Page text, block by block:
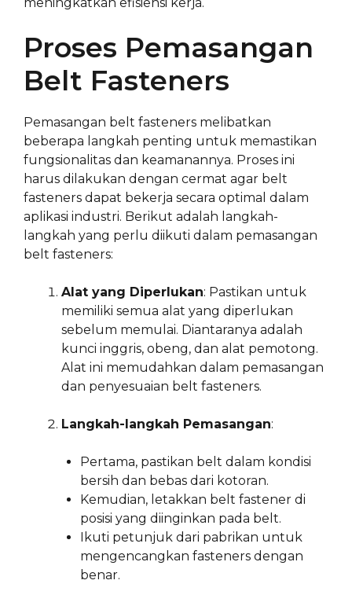
Proses Pemasangan
Belt Fasteners
Pemasangan belt fasteners melibatkan
beberapa langkah penting untuk memastikan
fungsionalitas dan keamanannya. Proses ini
harus dilakukan dengan cermat agar belt
fasteners dapat bekerja secara optimal dalam
aplikasi industri. Berikut adalah langkah-
langkah yang perlu diikuti dalam pemasangan
belt fasteners:
Alat yang Diperlukan: Pastikan untuk
memiliki semua alat yang diperlukan
sebelum memulai. Diantaranya adalah
kunci inggris, obeng, dan alat pemotong.
Alat ini memudahkan dalam pemasangan
dan penyesuaian belt fasteners.
Langkah-langkah Pemasangan:
Pertama, pastikan belt dalam kondisi
bersih dan bebas dari kotoran.
Kemudian, letakkan belt fastener di
posisi yang diinginkan pada belt.
Ikuti petunjuk dari pabrikan untuk
mengencangkan fasteners dengan
benar.